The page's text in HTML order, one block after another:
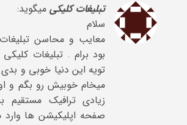
تبلیغات کلیکی میگوید:
سلام
معایب و محاسن
بود برام . تبلیغات
تویه این دنیا خوبی و
میخام خوبیش رو بگم و
زیادی ترافیک مستقیم
صفحه اپلیکیشن ها وارد